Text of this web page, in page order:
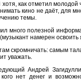
как отметил
кино не даёт, для
темы.
много полезной
намерен освоить
скромничать: самым
уважать.
Андрей
нет денег и